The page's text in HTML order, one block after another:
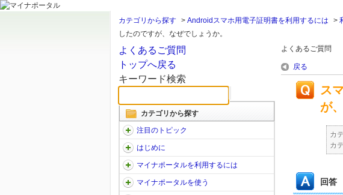
カテゴリから探す > Androidスマホ用電子証明書を利用するには >
したのですが、なぜでしょうか。
よくあるご質問
トップへ戻る
キーワード検索
カテゴリから探す
注目のトピック
はじめに
マイナポータルを利用するには
マイナポータルを使う
よくあるご質問
戻る
ス
が
カ
カ
回答